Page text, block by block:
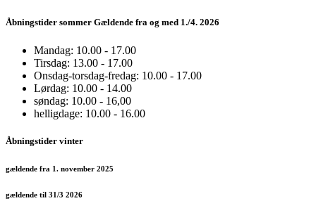
Åbningstider sommer Gældende fra og med 1./4. 2026
Mandag: 10.00 - 17.00
Tirsdag: 13.00 - 17.00
Onsdag-torsdag-fredag: 10.00 - 17.00
Lørdag: 10.00 - 14.00
søndag: 10.00 - 16,00
helligdage: 10.00 - 16.00
Åbningstider vinter
gældende fra 1. november 2025
gældende til 31/3 2026